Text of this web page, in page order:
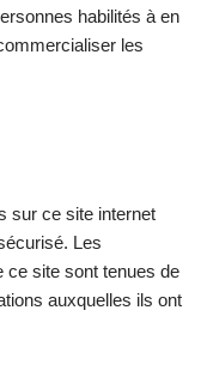
habilités à en
les
sur ce site internet
Les
ce site sont tenues de
auxquelles ils ont